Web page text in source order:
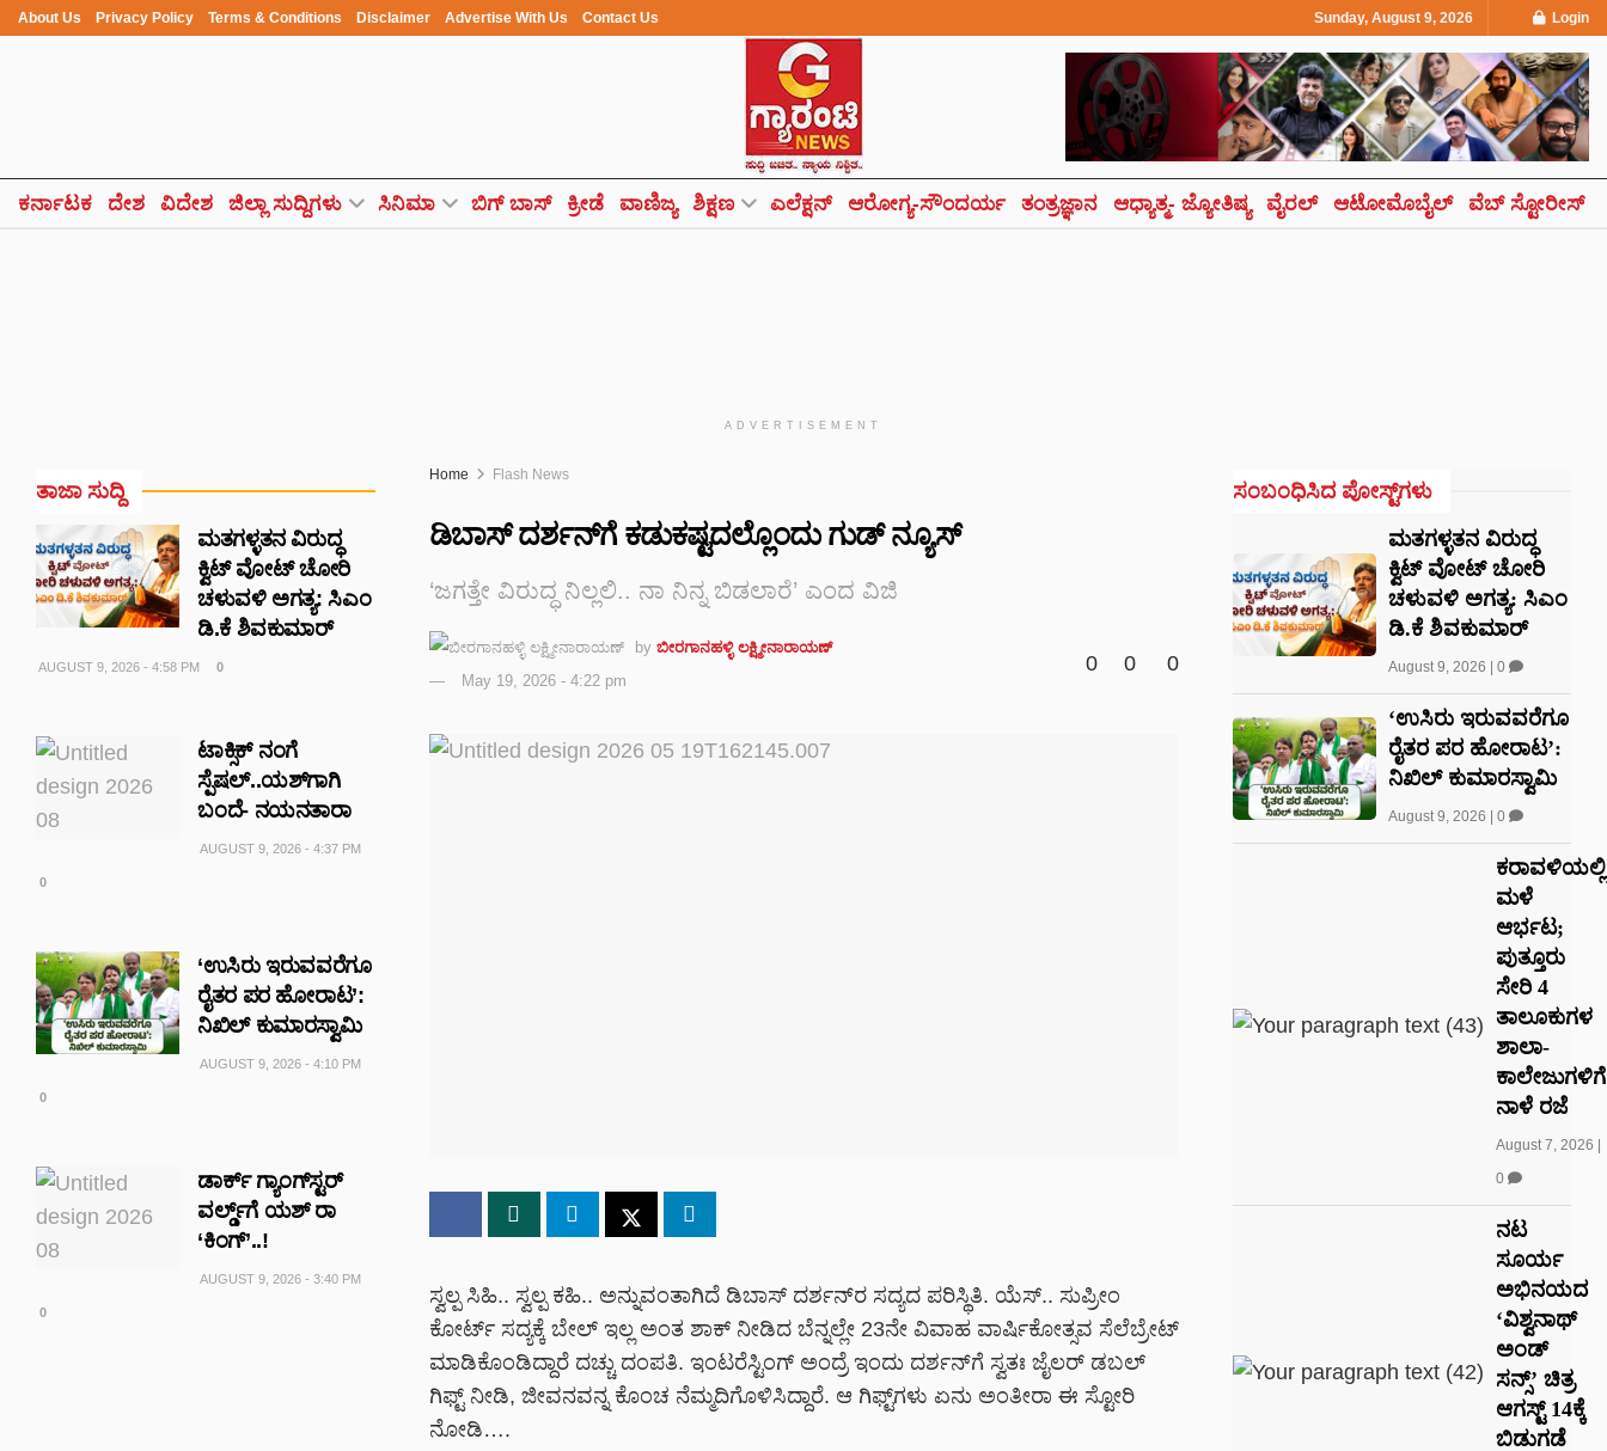
About Us Privacy Policy Terms & Conditions Disclaimer Advertise With Us Contact Us Sunday, August 9, 2026 Login
ಕರ್ನಾಟಕ ದೇಶ ವಿದೇಶ ಜಿಲ್ಲಾ ಸುದ್ದಿಗಳು ಸಿನಿಮಾ ಬಿಗ್ ಬಾಸ್ ಕ್ರೀಡೆ ವಾಣಿಜ್ಯ ಶಿಕ್ಷಣ ಎಲೆಕ್ಷನ್ ಆರೋಗ್ಯ-ಸೌಂದರ್ಯ ತಂತ್ರಜ್ಞಾನ ಆಧ್ಯಾತ್ಮ- ಜ್ಯೋತಿಷ್ಯ ವೈರಲ್ ಆಟೋಮೊಬೈಲ್ ವೆಬ್ ಸ್ಟೋರೀಸ್
ADVERTISEMENT
Home Flash News
ಡಿಬಾಸ್‌ ದರ್ಶನ್‌ಗೆ ಕಡುಕಷ್ಟದಲ್ಲೊಂದು ಗುಡ್‌ ನ್ಯೂಸ್
‘ಜಗತ್ತೇ ವಿರುದ್ಧ ನಿಲ್ಲಲಿ.. ನಾ ನಿನ್ನ ಬಿಡಲಾರೆ’ ಎಂದ ವಿಜಿ
by ಬೀರಗಾನಹಳ್ಳಿ ಲಕ್ಷ್ಮೀನಾರಾಯಣ್
May 19, 2026 - 4:22 pm
0 0 0
ಸ್ವಲ್ಪ ಸಿಹಿ.. ಸ್ವಲ್ಪ ಕಹಿ.. ಅನ್ನುವಂತಾಗಿದೆ ಡಿಬಾಸ್ ದರ್ಶನ್‌‌ರ ಸದ್ಯದ ಪರಿಸ್ಥಿತಿ. ಯೆಸ್.. ಸುಪ್ರೀಂ
ಕೋರ್ಟ್ ಸದ್ಯಕ್ಕೆ ಬೇಲ್ ಇಲ್ಲ ಅಂತ ಶಾಕ್ ನೀಡಿದ ಬೆನ್ನಲ್ಲೇ 23ನೇ ವಿವಾಹ ವಾರ್ಷಿಕೋತ್ಸವ ಸೆಲೆಬ್ರೇಟ್
ಮಾಡಿಕೊಂಡಿದ್ದಾರೆ ದಚ್ಚು ದಂಪತಿ. ಇಂಟರೆಸ್ಟಿಂಗ್ ಅಂದ್ರೆ ಇಂದು ದರ್ಶನ್‌ಗೆ ಸ್ವತಃ ಜೈಲರ್‌‌ ಡಬಲ್
ಗಿಫ್ಟ್ ನೀಡಿ, ಜೀವನವನ್ನ ಕೊಂಚ ನೆಮ್ಮದಿಗೊಳಿಸಿದ್ದಾರೆ. ಆ ಗಿಫ್ಟ್‌ಗಳು ಏನು ಅಂತೀರಾ ಈ ಸ್ಟೋರಿ
ನೋಡಿ….
ತಾಜಾ ಸುದ್ದಿ
ಮತಗಳ್ಳತನ ವಿರುದ್ಧ
ಕ್ವಿಟ್ ವೋಟ್ ಚೋರಿ
ಚಳುವಳಿ ಅಗತ್ಯ: ಸಿಎಂ
ಡಿ.ಕೆ ಶಿವಕುಮಾರ್
AUGUST 9, 2026 - 4:58 PM 0
ಟಾಕ್ಸಿಕ್ ನಂಗೆ
ಸ್ಪೆಷಲ್..ಯಶ್‌ಗಾಗಿ
ಬಂದೆ- ನಯನತಾರಾ
AUGUST 9, 2026 - 4:37 PM
0
‘ಉಸಿರು ಇರುವವರೆಗೂ
ರೈತರ ಪರ ಹೋರಾಟ’:
ನಿಖಿಲ್ ಕುಮಾರಸ್ವಾಮಿ
AUGUST 9, 2026 - 4:10 PM
0
ಡಾರ್ಕ್ ಗ್ಯಾಂಗ್‌ಸ್ಟರ್
ವರ್ಲ್ಡ್‌‌ಗೆ ಯಶ್ ರಾ
‘ಕಿಂಗ್’..!
AUGUST 9, 2026 - 3:40 PM
0
ಸಂಬಂಧಿಸಿದ ಪೋಸ್ಟ್‌ಗಳು
ಮತಗಳ್ಳತನ ವಿರುದ್ಧ
ಕ್ವಿಟ್ ವೋಟ್ ಚೋರಿ
ಚಳುವಳಿ ಅಗತ್ಯ: ಸಿಎಂ
ಡಿ.ಕೆ ಶಿವಕುಮಾರ್
August 9, 2026 0
‘ಉಸಿರು ಇರುವವರೆಗೂ
ರೈತರ ಪರ ಹೋರಾಟ’:
ನಿಖಿಲ್ ಕುಮಾರಸ್ವಾಮಿ
August 9, 2026 0
ಕರಾವಳಿಯಲ್ಲಿ
ಮಳೆ
ಆರ್ಭಟ;
ಪುತ್ತೂರು
ಸೇರಿ 4
ತಾಲೂಕುಗಳ
ಶಾಲಾ-
ಕಾಲೇಜುಗಳಿಗೆ
ನಾಳೆ ರಜೆ
August 7, 2026
0
ನಟ
ಸೂರ್ಯ
ಅಭಿನಯದ
‘ವಿಶ್ವನಾಥ್
ಅಂಡ್
ಸನ್ಸ್’ ಚಿತ್ರ
ಆಗಸ್ಟ್ 14ಕ್ಕೆ
ಬಿಡುಗಡೆ